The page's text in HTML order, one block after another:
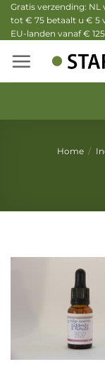
Ga
naar
inhoud
Gratis verzending: NL
tot € 75 betaalt u € 5
EU-landen vanaf €
Home /